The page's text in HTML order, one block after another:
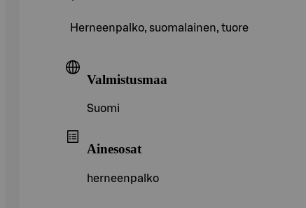
Herneenpalko, suomalainen, tuore
Valmistusmaa
Suomi
Ainesosat
herneenpalko